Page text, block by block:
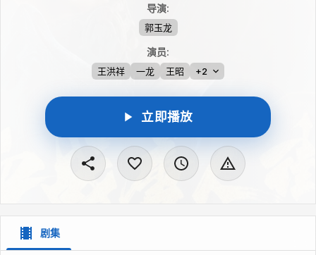
交织，呈现他从国内除暴到海外破局的传奇经历。
导演:
郭玉龙
演员:
王洪祥 一龙 王昭 +2
立即播放
剧集